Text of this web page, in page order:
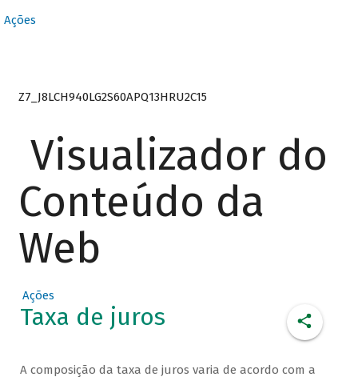
Ações
Z7_J8LCH940LG2S60APQ13HRU2C15
Visualizador do
Conteúdo da
Web
Ações
Taxa de juros
A composição da taxa de juros varia de acordo com a